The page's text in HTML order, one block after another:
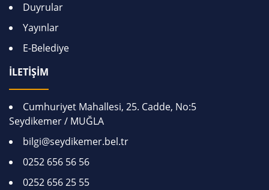
Duyrular
Yayınlar
E-Belediye
İLETİŞİM
Cumhuriyet Mahallesi, 25. Cadde, No:5
Seydikemer / MUĞLA
bilgi@seydikemer.bel.tr
0252 656 56 56
0252 656 25 55